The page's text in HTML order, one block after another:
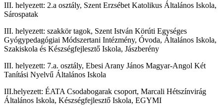
III. helyezett: 2.a osztály, Szent Erzsébet Katolikus Általános Iskola,
Sárospatak
III. helyezett: szakkör tagok, Szent István Körúti Egységes
Gyógypedagógiai Módszertani Intézmény, Óvoda, Általános Iskola,
Szakiskola és Készségfejlesztő Iskola, Jászberény
III. helyezett: 7.a. osztály, Ebesi Arany János Magyar-Angol Két
Tanítási Nyelvű Általános Iskola
III.helyezett: ÉATA Csodabogarak csoport, Marcali Hétszínvirág
Általános Iskola, Készségfejlesztő Iskola, EGYMI